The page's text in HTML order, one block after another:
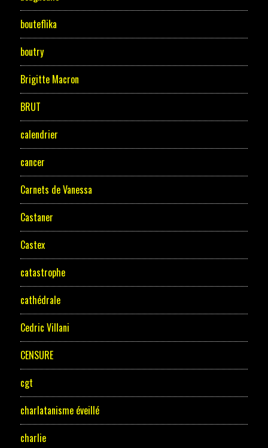
bouteflika
boutry
Brigitte Macron
BRUT
calendrier
cancer
Carnets de Vanessa
Castaner
Castex
catastrophe
cathédrale
Cedric Villani
CENSURE
cgt
charlatanisme éveillé
charlie